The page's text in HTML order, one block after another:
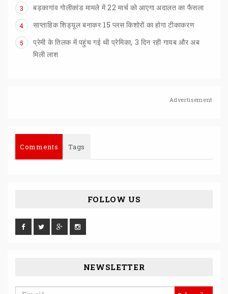
3 बड़कागांव गोलीकांड मामले में22 मार्च कोआएगाअदालत का फैसला
4 साप्ताहिकशिड्यूलबनाकर 15 प्लसकिशोरों काहोगाटीकाकरण
5
प्रेमी के तिलक में पहुंच गई थी प्रेमिका, 3 दिन रही गायब और अब
मिली लाश
Advertisement
Comments Tags
FOLLOW US
NEWSLETTER